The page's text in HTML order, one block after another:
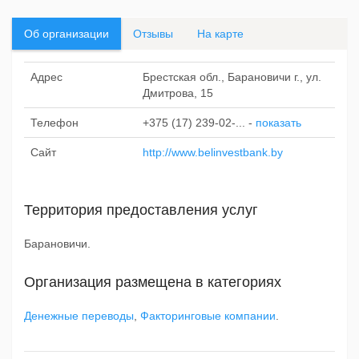
Об организации Отзывы На карте
Адрес
Брестская обл., Барановичи г., ул.
Дмитрова, 15
Телефон +375 (17) 239-02-... - показать
Сайт http://www.belinvestbank.by
Территория предоставления услуг
Барановичи.
Организация размещена в категориях
Денежные переводы Факторинговые компании